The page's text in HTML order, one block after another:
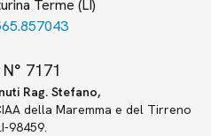
Terme (LI)
N° 7171
Rag. Stefano,
della Maremma e del Tirreno
98459.